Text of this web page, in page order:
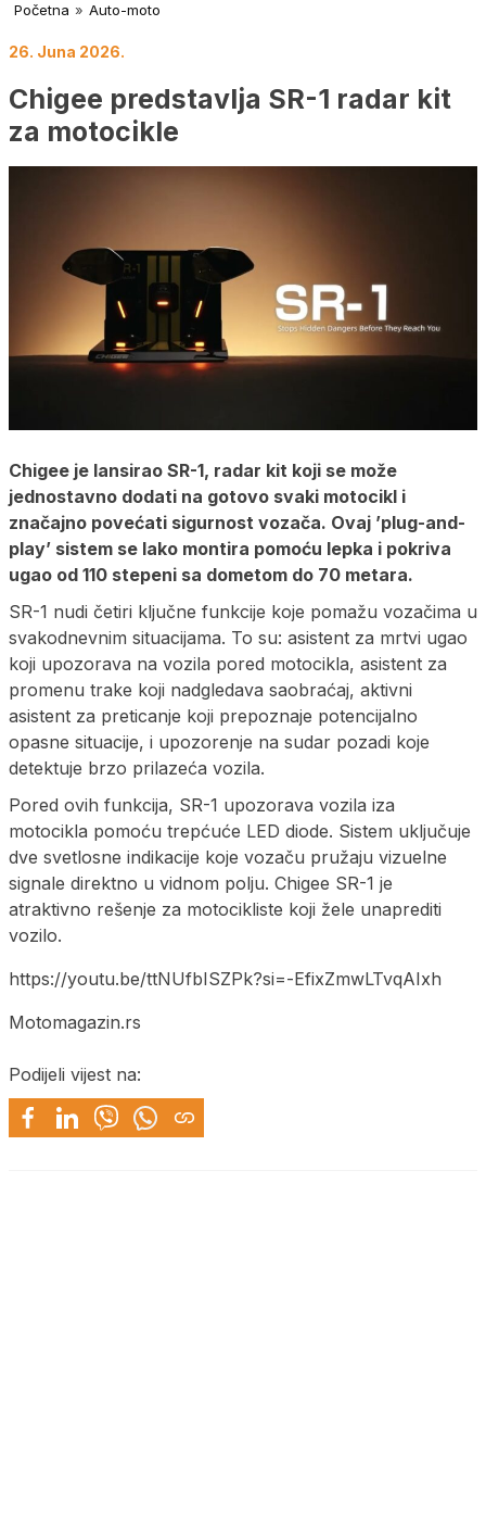
Početna » Auto-moto
26. Juna 2026.
Chigee predstavlja SR-1 radar kit
za motocikle
Chigee je lansirao SR-1, radar kit koji se može
jednostavno dodati na gotovo svaki motocikl i
značajno povećati sigurnost vozača. Ovaj ’plug-and-
play’ sistem se lako montira pomoću lepka i pokriva
ugao od 110 stepeni sa dometom do 70 metara.
SR-1 nudi četiri ključne funkcije koje pomažu vozačima u
svakodnevnim situacijama. To su: asistent za mrtvi ugao
koji upozorava na vozila pored motocikla, asistent za
promenu trake koji nadgledava saobraćaj, aktivni
asistent za preticanje koji prepoznaje potencijalno
opasne situacije, i upozorenje na sudar pozadi koje
detektuje brzo prilazeća vozila.
Pored ovih funkcija, SR-1 upozorava vozila iza
motocikla pomoću trepćuće LED diode. Sistem uključuje
dve svetlosne indikacije koje vozaču pružaju vizuelne
signale direktno u vidnom polju. Chigee SR-1 je
atraktivno rešenje za motocikliste koji žele unaprediti
vozilo.
https://youtu.be/ttNUfbISZPk?si=-EfixZmwLTvqAIxh
Motomagazin.rs
Podijeli vijest na: